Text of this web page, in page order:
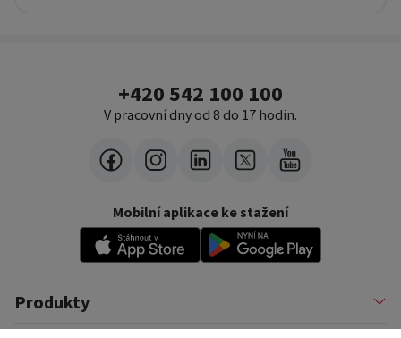
+420 542 100 100
V pracovní dny od 8 do 17 hodin.
Mobilní aplikace ke stažení
Produkty